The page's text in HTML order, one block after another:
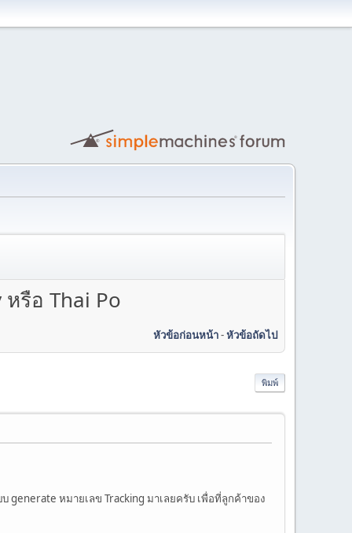
รือ Thai Po
หัวข้อก่อนหน้า-หัวข้อถัดไป
พิมพ์
generate หมายเลข Tracking มาเลยครับ เพื่อที่ลูกค้าของ